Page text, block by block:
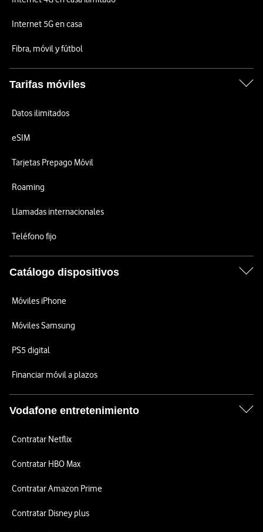
Internet 5G en casa
Fibra, móvil y fútbol
Tarifas móviles
Datos ilimitados
eSIM
Tarjetas Prepago Móvil
Roaming
Llamadas internacionales
Teléfono fijo
Catálogo dispositivos
Móviles iPhone
Móviles Samsung
PS5 digital
Financiar móvil a plazos
Vodafone entretenimiento
Contratar Netflix
Contratar HBO Max
Contratar Amazon Prime
Contratar Disney plus